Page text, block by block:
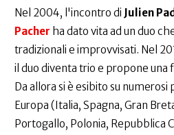
Nel 2004, l'incontro di Julien
Pacher ha dato vita ad un duo
tradizionali e improvvisati. Nel
il duo diventa trio e propone una
Da allora si è esibito su numerosi
Europa (Italia, Spagna, Gran
Portogallo, Polonia, Repubblica